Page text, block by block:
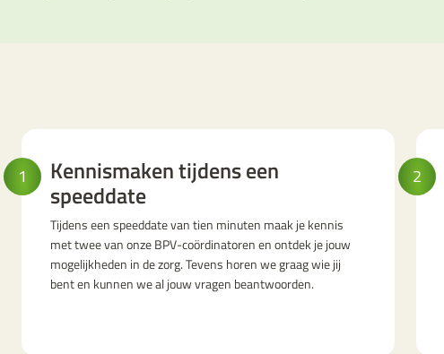
1 Kennismaken tijdens een
speeddate
Tijdens een speeddate van tien minuten maak je kennis
met twee van onze BPV-coördinatoren en ontdek je jouw
mogelijkheden in de zorg. Tevens horen we graag wie jij
bent en kunnen we al jouw vragen beantwoorden.
2